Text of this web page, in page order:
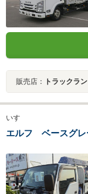
販売店： トラックラ
いすゞ
エルフ ベースグ